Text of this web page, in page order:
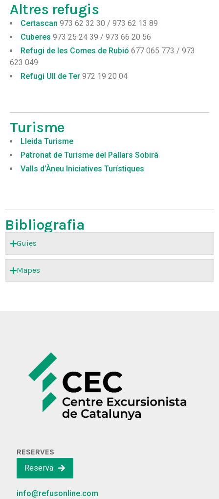
Altres refugis
Certascan 973 62 32 30 / 973 62 13 89
Cuberes 973 25 24 39 / 973 66 20 56
Refugi de les Comes de Rubió 677 065 773 / 973
623 049
Refugi Ull de Ter 972 19 20 04
Turisme
Lleida Turisme
Patronat de Turisme del Pallars Sobirà
Valls d’Àneu Iniciatives Turístiques
Bibliografia
Guies
Mapes
RESERVES
Reserva
info@refusonline.com